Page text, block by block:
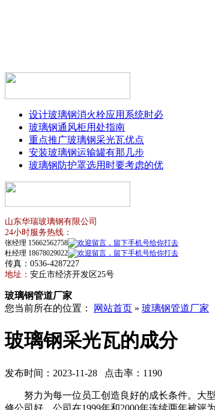
设计玻璃钢消火栓应用系统时必
玻璃钢通风柜用处指南
重点推广玻璃钢采光瓦优点
安装玻璃钢运输罐有那几步
玻璃钢防护罩选用时要考虑的优
山东华瑞玻璃钢有限公司
24小时服务热线：
张经理 15662562758
杜经理 18678029022
传真：0536-4287227
地址： 安丘市经济开发区25号
玻璃钢管道厂家
您当前所在的位置：
网站首页 » 玻璃钢管道厂家
玻璃钢采光瓦的成分
发布时间：2023-11-28 点击率：1190
努力为每一位员工创造良好的成长条件。大型
修公司好。公司在1999年和2000年连续两年被评